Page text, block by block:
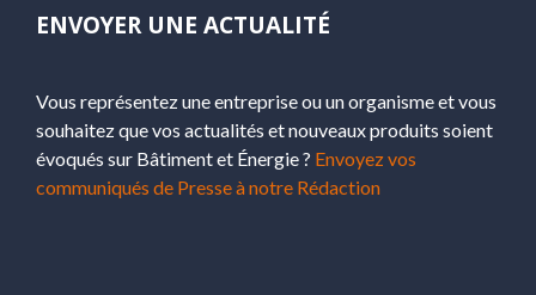
ENVOYER UNE ACTUALITÉ
Vous représentez une entreprise ou un organisme et vous
souhaitez que vos actualités et nouveaux produits soient
évoqués sur Bâtiment et Énergie ? Envoyez vos
communiqués de Presse à notre Rédaction